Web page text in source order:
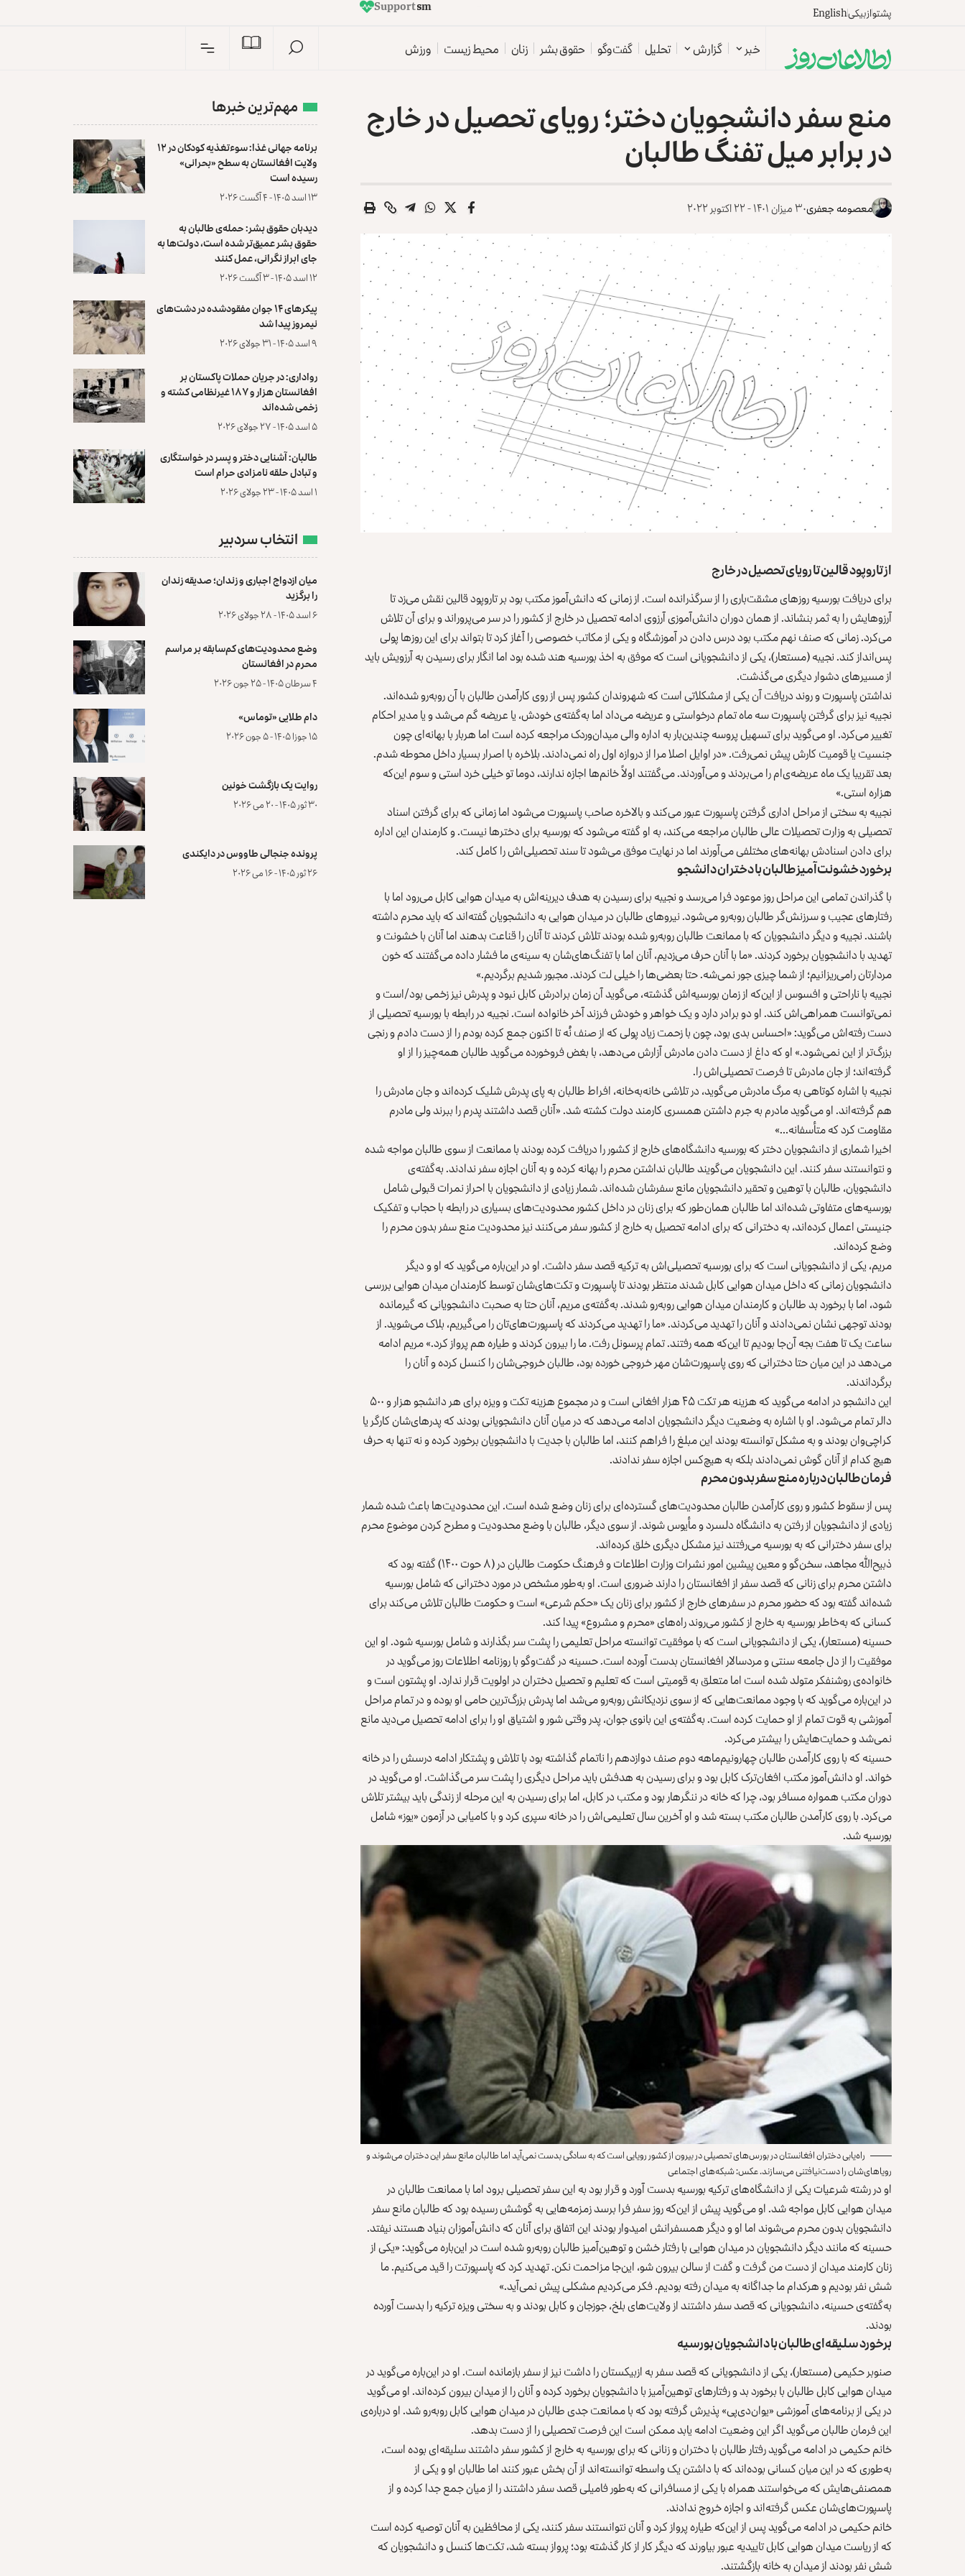
پشتوازبیکیEnglish
u
o
J
t
n
e Support
خبر گزارش تحلیل گفت‌وگو حقوق بشر زنان محیط زیست ورزش
منع سفر دانشجویان دختر؛ رویای تحصیل در خارج
در برابر میل تفنگ طالبان
معصومه جعفری۳۰ میزان ۱۴۰۱ - ۲۲ اکتوبر ۲۰۲۲
از تاروپود قالین تا رویای تحصیل در خارج
برای دریافت بورسیه روزهای مشقت‌باری را از سرگذرانده است. از زمانی که دانش‌آموز مکتب بود بر تاروپود قالین نقش می‌زد تا
آرزوهایش را به ثمر بنشاند. از همان دوران دانش‌آموزی آرزوی ادامه تحصیل در خارج از کشور را در سر می‌پروراند و برای آن تلاش
می‌کرد. زمانی که صنف نهم مکتب بود درس دادن در آموزشگاه و یکی از مکاتب خصوصی را آغاز کرد تا بتواند برای این روزها پولی
پس‌انداز کند. نجیبه (مستعار)، یکی از دانشجویانی است که موفق به اخذ بورسیه هند شده بود اما انگار برای رسیدن به آرزویش باید
از مسیرهای دشوار دیگری می‌گذشت.
نداشتن پاسپورت و روند دریافت آن یکی از مشکلاتی است که شهروندان کشور پس از روی کارآمدن طالبان با آن روبه‌رو شده‌اند.
نجیبه نیز برای گرفتن پاسپورت سه ماه تمام درخواستی و عریضه می‌داد اما به‌گفته‌ی خودش، یا عریضه گم می‌‌شد و یا مدیر احکام
تغییر می‌کرد. او می‌گوید برای تسهیل پروسه چندین‌بار به اداره والی میدان‌وردک مراجعه کرده است اما هربار با بهانه‌ای چون
جنسیت یا قومیت کارش پیش نمی‌رفت. «در اوایل اصلا مرا از دروازه اول راه نمی‌دادند. بلاخره با اصرار بسیار داخل محوطه شدم.
بعد تقریبا یک‌ ماه عریضه‌ی‌ام را می‌بردند و می‌آوردند. می‌گفتند اولاً خانم‌ها اجازه ندارند، دوما تو خیلی خرد استی و سوم این‌که
هزاره استی.»
نجیبه به سختی از مراحل اداری گرفتن پاسپورت عبور می‌کند و بالاخره صاحب پاسپورت می‌شود اما زمانی که برای گرفتن اسناد
تحصیلی به وزارت تحصیلات عالی طالبان مراجعه می‌کند، به او گفته می‌شود که بورسیه برای دخترها نیست. و کارمندان این اداره
برای دادن اسنادش بهانه‌های مختلفی می‌آورند اما در نهایت موفق می‌شود تا سند تحصیلی‌اش را کامل کند.
برخورد خشونت‌آمیز طالبان با دختران دانشجو
با گذراندن تمامی این مراحل روز موعود فرا می‌رسد و نجیبه برای رسیدن به هدف دیرینه‌اش به میدان هوایی کابل می‌رود اما با
رفتارهای عجیب و سرزنش‌گر طالبان روبه‌رو می‌شود. نیروهای طالبان در میدان هوایی به دانشجویان گفته‌اند که باید محرم داشته
باشند. نجیبه و دیگر دانشجویان که با ممانعت طالبان روبه‌رو شده بودند تلاش کردند تا آنان را قناعت بدهند اما آنان با خشونت و
تهدید با دانشجویان برخورد کردند. «ما با آنان حرف می‌زدیم، آنان اما با تفنگ‌های‌شان به سینه‌ی ما فشار داده می‌گفتند که خون
مردارتان رامی‌ریزانیم؛ از شما چیزی جور نمی‌شه. حتا بعضی‌ها را خیلی لت کردند. مجبور شدیم برگردیم.»
نجیبه با ناراحتی و افسوس از این‌که از زمان بورسیه‌اش گذشته، می‌گوید آن زمان برادرش کابل نبود و پدرش نیز زخمی بود/است و
نمی‌توانست همراهی‌اش کند. او دو برادر دارد و یک خواهر و خودش فرزند آخر خانواده است. نجیبه در رابطه با بورسیه تحصیلی‌ از
دست رفته‌اش می‌گوید: «احساس بدی بود، چون با زحمت زیاد پولی که از صنف نُه تا اکنون جمع کرده بودم را از دست دادم و رنجی
بزرگ‌تر از این نمی‌شود.» او که داغ از دست دادن مادرش آزارش می‌دهد، با بغض فروخورده می‌گوید طالبان همه‌چیز را از او
گرفته‌اند؛ از جان مادرش تا فرصت تحصیلی‌اش را.
نجیبه با اشاره کوتاهی به مرگ مادرش می‌گوید، در تلاشی خانه‌به‌خانه، افراط طالبان به پای پدرش شلیک کرده‌اند و جان مادرش را
هم گرفته‌اند. او می‌گوید مادرم به جرم داشتن همسری کارمند دولت کشته شد. «آنان قصد داشتند پدرم را ببرند ولی مادرم
مقاومت کرد که متأسفانه…»
اخیرا شماری از دانشجویان دختر که بورسیه دانشگاه‌های خارج از کشور را دریافت کرده بودند با ممانعت از سوی طالبان مواجه شده
و نتوانستند سفر کنند. این دانشجویان می‌گویند طالبان نداشتن محرم را بهانه کرده و به آنان اجازه سفر ندادند. به‌گفته‌ی
دانشجویان، طالبان با توهین و تحقیر دانشجویان مانع سفرشان شده‌اند. شمار زیادی از دانشجویان با احراز نمرات قبولی شامل
بورسیه‎‌های متفاوتی شده‌اند اما طالبان همان‌طور که برای زنان در داخل کشور محدودیت‌های بسیاری در رابطه با حجاب و تفکیک
جنیستی اعمال کرده‌اند، به دخترانی که برای ادامه تحصیل به خارج از کشور سفر می‌کنند نیز محدودیت منع سفر بدون محرم را
وضع کرده‌اند.
مریم، یکی از دانشجویانی است که برای بورسیه تحصیلی‌اش به ترکیه قصد سفر داشت. او در این‌باره می‌گوید که او و دیگر
دانشجویان زمانی که داخل میدان هوایی کابل شدند منتظر بودند تا پاسپورت و تکت‌های‌شان توسط کارمندان میدان هوایی بررسی
شود، اما با برخورد بد طالبان و کارمندان میدان هوایی روبه‌رو شدند. به‌گفته‌ی مریم، آنان حتا به صحبت دانشجویانی که گیرمانده
بودند توجهی نشان نمی‌دادند و آنان را تهدید می‌کردند. «ما را تهدید می‌کردند که پاسپورت‌های‌تان را می‌گیریم، بلاک می‌شوید. از
ساعت یک تا هفت بجه آن‌جا بودیم تا این‌که همه رفتند. تمام پرسونل رفت. ما را بیرون کردند و طیاره هم پرواز کرد.» مریم ادامه
می‌دهد در این میان حتا دخترانی که روی پاسپورت‌شان مهر خروجی خورده بود، طالبان خروجی‌شان را کنسل کرده و آنان را
برگرداندند.
این دانشجو در ادامه می‌گوید که هزینه هر تکت ۴۵ هزار افغانی است و در مجموع هزینه تکت و ویزه برای هر دانشجو هزار و ۵۰۰
دالر تمام می‌شود. او با اشاره به وضعیت دیگر دانشجویان ادامه می‌دهد که در میان آنان دانشجویانی بودند که پدرهای‌شان کارگر یا
کراچی‌وان بودند و به مشکل توانسته بودند این مبلغ را فراهم کنند، اما طالبان با جدیت با دانشجویان برخورد کرده و نه تنها به حرف
هیچ کدام از آنان گوش نمی‌دادند بلکه به هیچ‌کس اجازه سفر ندادند.
فرمان طالبان درباره منع سفر بدون محرم
پس از سقوط کشور و روی کارآمدن طالبان محدودیت‌های گسترده‌ای برای زنان وضع شده است. این محدودیت‌ها باعث شده شمار
زیادی از دانشجویان از رفتن به دانشگاه دلسرد و مأیوس شوند. از سوی دیگر، طالبان با وضع محدودیت و مطرح کردن موضوع محرم
برای سفر دخترانی که به بورسیه می‌رفتند نیز مشکل دیگری خلق کرده‌اند.
ذبیح‌الله مجاهد، سخن‌گو و معین پیشین امور نشرات وزارت اطلاعات و فرهنگ حکومت طالبان در (۸ حوت ۱۴۰۰) گفته بود که
داشتن محرم برای زنانی که قصد سفر از افغانستان را دارند ضروری است. او به‌طور مشخص در مورد دخترانی که شامل بورسیه
شده‌اند گفته بود که حضور محرم در سفرهای خارج از کشور برای زنان یک «حکم شرعی» است و حکومت طالبان تلاش می‌کند برای
کسانی که به‌خاطر بورسیه به خارج از کشور می‌روند راه‌های «محرم و مشروع» پیدا کند.
حسینه (مستعار)، یکی از دانشجویانی است که با موفقیت توانسته مراحل تعلیمی را پشت سر بگذارند و شامل بورسیه شود. او این
موفقیت را از دل جامعه سنتی و مردسالار افغانستان بدست آورده است. حسینه در گفت‌وگو با روزنامه اطلاعات روز می‌گوید در
خانواده‌ی روشنفکر متولد شده است اما متعلق به قومیتی است که تعلیم و تحصیل دختران در اولویت قرار ندارد. او پشتون است و
در این‌باره می‌گوید که با وجود ممانعت‌هایی که از سوی نزدیکانش روبه‌رو می‌شد اما پدرش بزرگ‌ترین حامی او بوده و در تمام مراحل
آموزشی به قوت تمام از او حمایت کرده است. به‌گفته‌ی این بانوی جوان، پدر وقتی شور و اشتیاق او را برای ادامه تحصیل می‌دید مانع
نمی‌شد و حمایت‌هایش را بیشتر می‌کرد.
حسینه که با روی کارآمدن طالبان چهارونیم‌ماهه دوم صنف دوازدهم را ناتمام گذاشته بود با تلاش و پشتکار ادامه درسش را در خانه
خواند. او دانش‌آموز مکتب افغان‌ترک کابل بود و برای رسیدن به هدفش باید مراحل دیگری را پشت سر می‌گذاشت. او می‌گوید در
دوران مکتب همواره مسافر بود، چرا که خانه در ننگرهار بود و مکتب در کابل، اما برای رسیدن به این مرحله از زندگی باید بیشتر تلاش
می‌کرد. با روی کارآمدن طالبان مکتب بسته شد و او آخرین سال تعلیمی‌اش را در خانه سپری کرد و با کامیابی در آزمون «یوز» شامل
بورسیه شد.
راه‌یابی دختران افغانستان در بورس‌های تحصیلی در بیرون از کشور رویایی است که به سادگی بدست نمی‌آید اما طالبان مانع سفر این دختران می‌شوند و
رویاهای‌شان را دست‌نیافتنی می‌سازند. عکس: شبکه‌های اجتماعی
او در رشته شرعیات یکی از دانشگاه‌های ترکیه بورسیه بدست آورد و قرار بود به این سفر تحصیلی برود اما با ممانعت طالبان در
میدان هوایی کابل مواجه شد. او می‌گوید پیش از این‌که روز سفر فرا برسد زمزمه‌هایی به گوشش رسیده بود که طالبان مانع سفر
دانشجویان بدون محرم می‌شوند اما او و دیگر همسفرانش امیدوار بودند این اتفاق برای آنان که دانش‌آموزان بنیاد هستند نیفتد.
حسینه که مانند دیگر دانشجویان در میدان هوایی با رفتار خشن و توهین‌آمیز طالبان روبه‌رو شده است در این‌باره می‌گوید: «یکی از
زنان کارمند میدان از دست من گرفت و گفت از سالن بیرون شو، این‌جا مزاحمت نکن. تهدید کرد که پاسپورتت را قید می‌کنیم. ما
شش نفر بودیم و هرکدام ما جداگانه به میدان رفته بودیم. فکر می‌کردیم مشکلی پیش نمی‌آید.»
به‌گفته‌ی حسینه، دانشجویانی که قصد سفر داشتند از ولایت‌های بلخ، جوزجان و کابل بودند و به سختی ویزه ترکیه را بدست آورده
بودند.
برخورد سلیقه‌ای طالبان با دانشجویان بورسیه
صنوبر حکیمی (مستعار)، یکی از دانشجویانی که قصد سفر به ازبیکستان را داشت نیز از سفر بازمانده است. او در این‌باره می‌گوید در
میدان هوایی کابل طالبان با برخورد بد و رفتارهای توهین‌آمیز با دانشجویان برخورد کرده و آنان را از میدان بیرون کرده‌اند. او می‌گوید
در یکی از برنامه‌های آموزشی «یوان‌دی‌پی» پذیرش گرفته بود که با ممانعت جدی طالبان در میدان هوایی کابل روبه‌رو شد. او درباره‌ی
این فرمان طالبان می‌گوید اگر این وضعیت ادامه یابد ممکن است این فرصت تحصیلی را از دست بدهد.
خانم حکیمی در ادامه می‌گوید رفتار طالبان با دختران و زنانی که برای بورسیه به خارج از کشور سفر داشتند سلیقه‌ای بوده است،
به‌طوری که در این میان کسانی بوده‌اند که با داشتن یک واسطه توانسته‌اند از آن بخش عبور کنند اما طالبان او و یکی از
همصنفی‌هایش که می‌خواستند همراه با یکی از مسافرانی که به‌طور فامیلی قصد سفر داشتند را از میان جمع جدا کرده و از
پاسپورت‌های‌شان عکس گرفته‌اند و اجازه خروج ندادند.
خانم حکیمی در ادامه می‌گوید پس از این‌که طیاره پرواز کرد و آنان نتوانستند سفر کنند، یکی از محافظین به آنان توصیه کرده است
که از ریاست میدان هوایی کابل تاییدیه عبور بیاورند که دیگر کار از کار گذشته بود؛ پرواز بسته شد، تکت‌ها کنسل و دانشجویان که
شش نفر بودند از میدان به خانه بازگشتند.
مهم‌ترین خبرها
برنامه جهانی غذا: سوءتغذیه کودکان در ۱۲
ولایت افغانستان به سطح «بحرانی»
رسیده است
۱۳ اسد ۱۴۰۵ - ۴ آگست ۲۰۲۶
دیدبان حقوق بشر: حمله‌ی طالبان به
حقوق بشر عمیق‌تر شده است، دولت‌ها به
جای ابراز نگرانی، عمل کنند
۱۲ اسد ۱۴۰۵ - ۳ آگست ۲۰۲۶
پیکرهای ۱۴ جوان مفقودشده در دشت‌های
نیمروز پیدا شد
۹ اسد ۱۴۰۵ - ۳۱ جولای ۲۰۲۶
رواداری: در جریان حملات پاکستان بر
افغانستان هزار و ۱۸۷ غیرنظامی کشته و
زخمی شده‌اند
۵ اسد ۱۴۰۵ - ۲۷ جولای ۲۰۲۶
طالبان: آشنایی دختر و پسر در خواستگاری
و تبادل حلقه نامزادی حرام است
۱ اسد ۱۴۰۵ - ۲۳ جولای ۲۰۲۶
انتخاب سردبیر
میان ازدواج اجباری و زندان؛ صدیقه زندان
را برگزید
۶ اسد ۱۴۰۵ - ۲۸ جولای ۲۰۲۶
وضع محدودیت‌های کم‌سابقه بر مراسم
محرم در افغانستان
۴ سرطان ۱۴۰۵ - ۲۵ جون ۲۰۲۶
دام طلایی «توماس»
۱۵ جوزا ۱۴۰۵ - ۵ جون ۲۰۲۶
روایت یک بازگشت خونین
۳۰ ثور ۱۴۰۵ - ۲۰ می ۲۰۲۶
پرونده‌ جنجالی طاووس در دایکندی
۲۶ ثور ۱۴۰۵ - ۱۶ می ۲۰۲۶